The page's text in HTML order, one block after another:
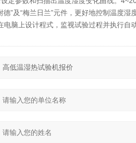
”及“梅兰日兰”元件，更好地控制温度湿
电脑上设计程式，监视试验过程并执行自